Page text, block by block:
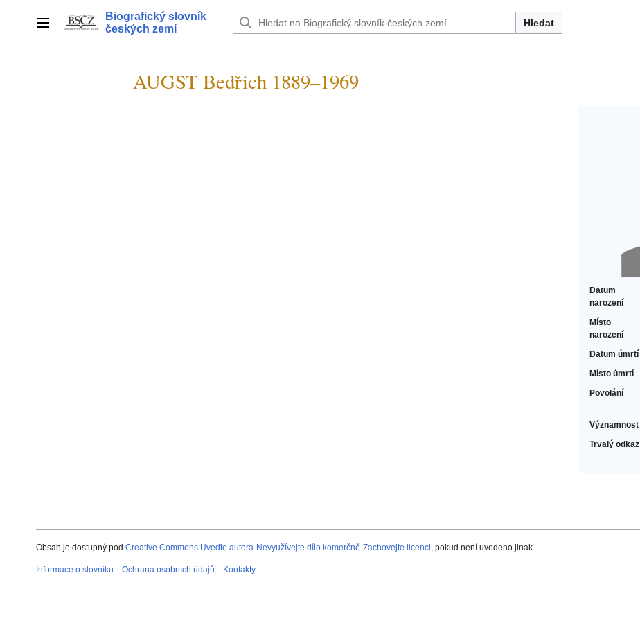
Hlavní menu
Biografický slovník
českých zemí
Hledat
AUGST Bedřich 1889–1969
Datum
narození
Místo
narození
Datum úmrtí
Místo úmrtí
Povolání
Významnost
Trvalý odkaz
Obsah je dostupný pod Creative Commons Uveďte autora-Nevyužívejte dílo komerčně-Zachovejte licenci, pokud není uvedeno jinak.
Informace o slovníku Ochrana osobních údajů Kontakty